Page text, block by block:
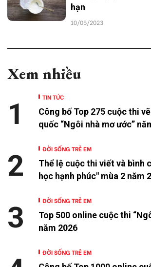
hạn
10/05/2023
Xem nhiều
TIN TỨC
Công bố Top 275 cuộc thi
quốc “Ngôi nhà mơ ước”
1
ĐỜI SỐNG TRẺ EM
Thể lệ cuộc thi viết và bình
học hạnh phúc" mùa 2 năm
2
ĐỜI SỐNG TRẺ EM
Top 500 online cuộc thi
năm 2026
3
ĐỜI SỐNG TRẺ EM